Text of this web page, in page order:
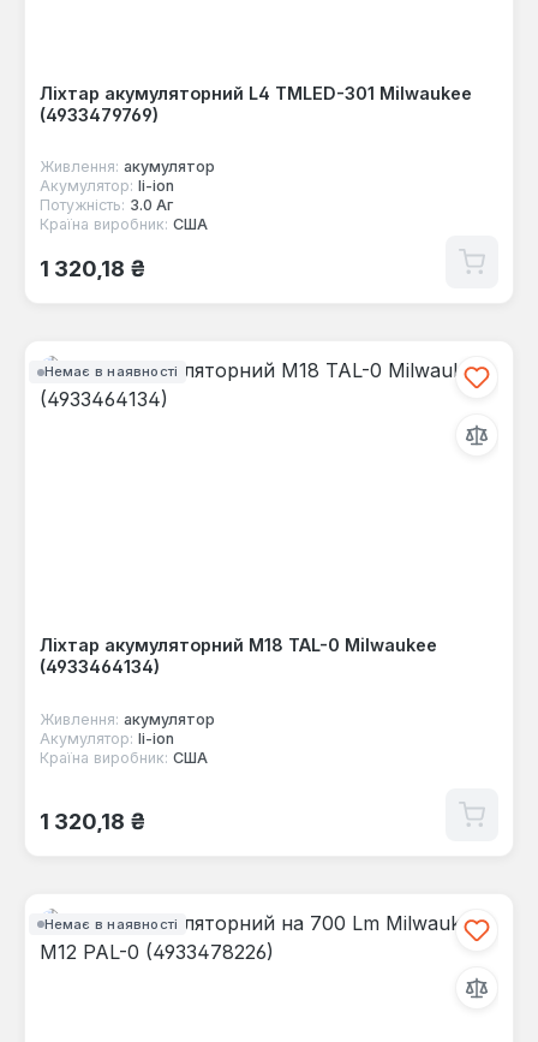
Ліхтар акумуляторний L4 TMLED-301 Milwaukee
(4933479769)
Живлення: акумулятор
Акумулятор: li-ion
Потужність: 3.0 Аг
Країна виробник: США
Звичайна ціна:
1 320,18 ₴
Немає в наявності
Ліхтар акумуляторний M18 TAL-0 Milwaukee
(4933464134)
Живлення: акумулятор
Акумулятор: li-ion
Країна виробник: США
Звичайна ціна:
1 320,18 ₴
Немає в наявності